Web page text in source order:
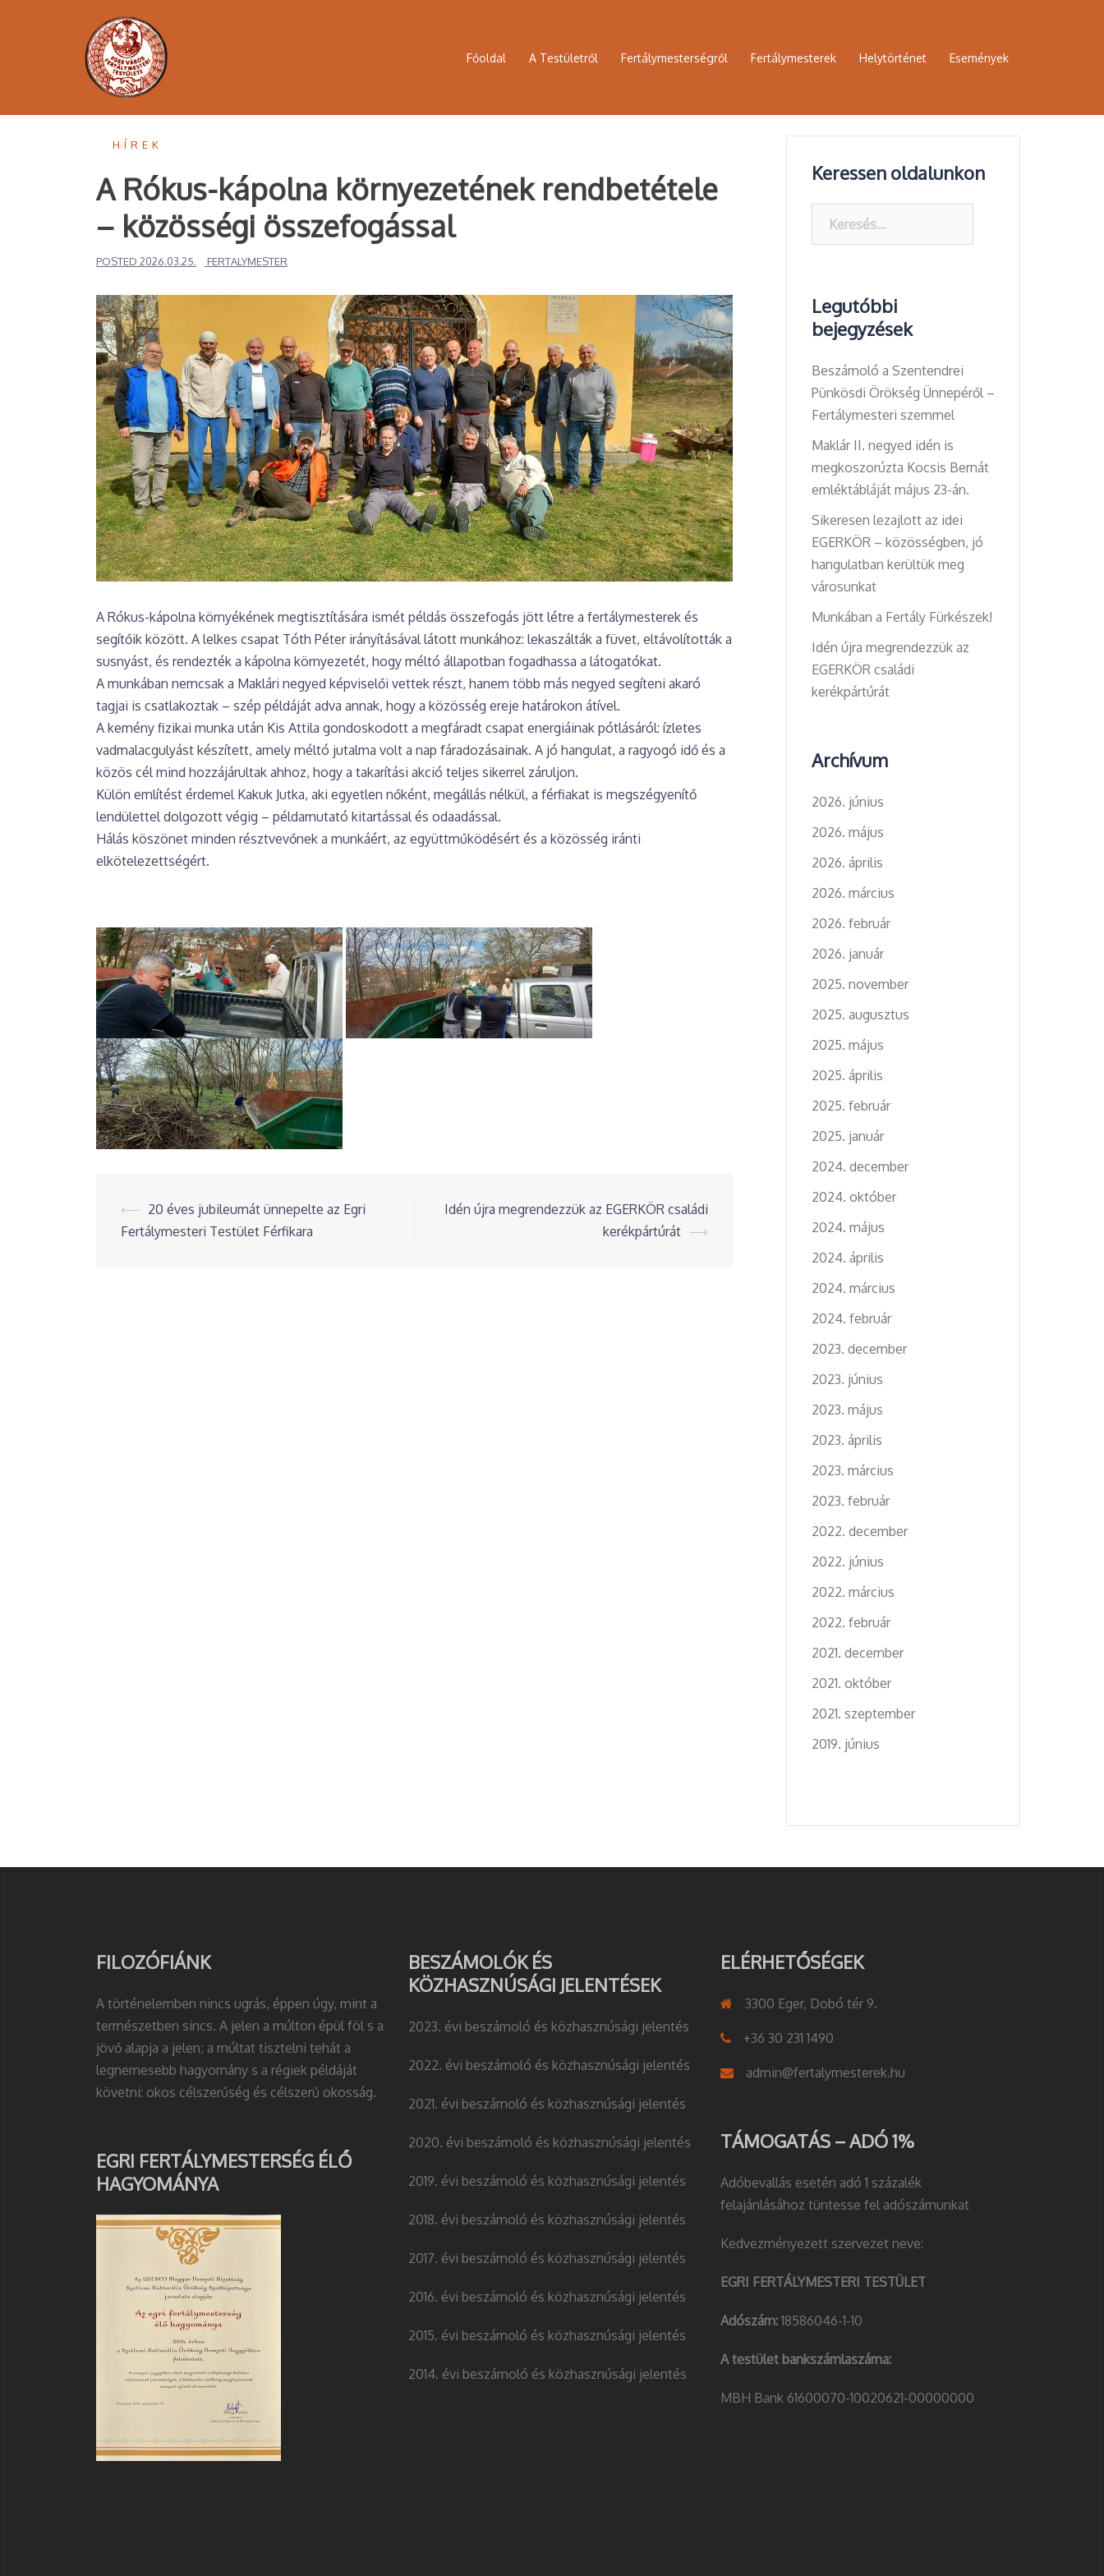
Főoldal A Testületről Fertálymesterségről Fertálymesterek Helytörténet Események
HÍREK
A Rókus-kápolna környezetének rendbetétele
– közösségi összefogással
POSTED 2026.03.25. FERTALYMESTER
A Rókus-kápolna környékének megtisztítására ismét példás összefogás jött létre a fertálymesterek és
segítőik között. A lelkes csapat Tóth Péter irányításával látott munkához: lekaszálták a füvet, eltávolították a
susnyást, és rendezték a kápolna környezetét, hogy méltó állapotban fogadhassa a látogatókat.
A munkában nemcsak a Maklári negyed képviselői vettek részt, hanem több más negyed segíteni akaró
tagjai is csatlakoztak – szép példáját adva annak, hogy a közösség ereje határokon átível.
A kemény fizikai munka után Kis Attila gondoskodott a megfáradt csapat energiáinak pótlásáról: ízletes
vadmalacgulyást készített, amely méltó jutalma volt a nap fáradozásainak. A jó hangulat, a ragyogó idő és a
közös cél mind hozzájárultak ahhoz, hogy a takarítási akció teljes sikerrel záruljon.
Külön említést érdemel Kakuk Jutka, aki egyetlen nőként, megállás nélkül, a férfiakat is megszégyenítő
lendülettel dolgozott végig – példamutató kitartással és odaadással.
Hálás köszönet minden résztvevőnek a munkáért, az együttműködésért és a közösség iránti
elkötelezettségért.
Post
navigation
⟵ 20 éves jubileumát ünnepelte az Egri
Fertálymesteri Testület Férfikara
Idén újra megrendezzük az EGERKÖR családi
kerékpártúrát ⟶
Keressen oldalunkon
Legutóbbi
bejegyzések
Beszámoló a Szentendrei
Pünkösdi Örökség Ünnepéről –
Fertálymesteri szemmel
Maklár II. negyed idén is
megkoszorúzta Kocsis Bernát
emléktábláját május 23-án.
Sikeresen lezajlott az idei
EGERKÖR – közösségben, jó
hangulatban kerültük meg
városunkat
Munkában a Fertály Fürkészek!
Idén újra megrendezzük az
EGERKÖR családi
kerékpártúrát
Archívum
2026. június
2026. május
2026. április
2026. március
2026. február
2026. január
2025. november
2025. augusztus
2025. május
2025. április
2025. február
2025. január
2024. december
2024. október
2024. május
2024. április
2024. március
2024. február
2023. december
2023. június
2023. május
2023. április
2023. március
2023. február
2022. december
2022. június
2022. március
2022. február
2021. december
2021. október
2021. szeptember
2019. június
FILOZÓFIÁNK
A történelemben nincs ugrás, éppen úgy, mint a
természetben sincs. A jelen a múlton épül föl s a
jövő alapja a jelen; a múltat tisztelni tehát a
legnemesebb hagyomány s a régiek példáját
követni: okos célszerűség és célszerű okosság.
EGRI FERTÁLYMESTERSÉG ÉLŐ
HAGYOMÁNYA
BESZÁMOLÓK ÉS
KÖZHASZNÚSÁGI JELENTÉSEK
2023. évi beszámoló és közhasznúsági jelentés
2022. évi beszámoló és közhasznúsági jelentés
2021. évi beszámoló és közhasznúsági jelentés
2020. évi beszámoló és közhasznúsági jelentés
2019. évi beszámoló és közhasznúsági jelentés
2018. évi beszámoló és közhasznúsági jelentés
2017. évi beszámoló és közhasznúsági jelentés
2016. évi beszámoló és közhasznúsági jelentés
2015. évi beszámoló és közhasznúsági jelentés
2014. évi beszámoló és közhasznúsági jelentés
ELÉRHETŐSÉGEK
3300 Eger, Dobó tér 9.
+36 30 231 1490
admin@fertalymesterek.hu
TÁMOGATÁS – ADÓ 1%
Adóbevallás esetén adó 1 százalék
felajánlásához tüntesse fel adószámunkat
Kedvezményezett szervezet neve:
EGRI FERTÁLYMESTERI TESTÜLET
Adószám: 18586046-1-10
A testület bankszámlaszáma:
MBH Bank 61600070-10020621-00000000